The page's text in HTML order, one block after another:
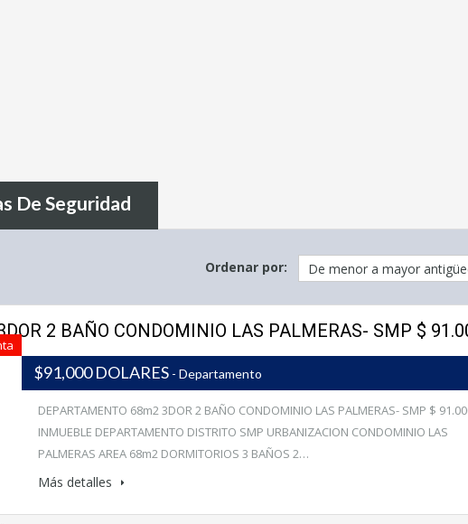
De Seguridad
Ordenar por:
2 BAÑO CONDOMINIO LAS PALMERAS- SMP $
$91,000 DOLARES - Departamento
DEPARTAMENTO 68m2 3DOR 2 BAÑO CONDOMINIO LAS PALMERAS- SMP $
INMUEBLE DEPARTAMENTO DISTRITO SMP URBANIZACION CONDOMINIO LAS
PALMERAS AREA 68m2 DORMITORIOS 3 BAÑOS 2…
Más detalles